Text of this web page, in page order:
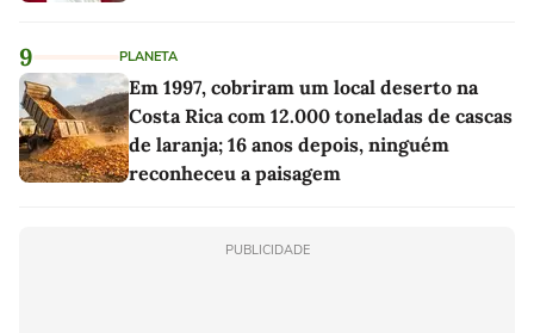
9 PLANETA
Em 1997, cobriram um local deserto na
Costa Rica com 12.000 toneladas de cascas
de laranja; 16 anos depois, ninguém
reconheceu a paisagem
PUBLICIDADE